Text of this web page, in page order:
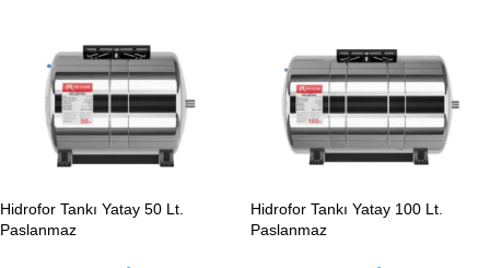
Hidrofor Tankı Yatay 50 Lt.
Paslanmaz
Hidrofor Tankı Yatay 100 Lt.
Paslanmaz